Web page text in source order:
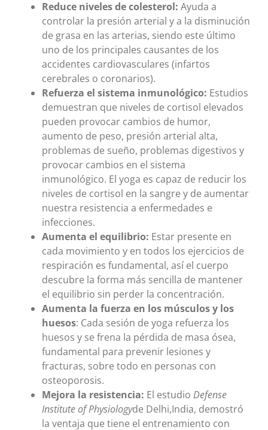
Reduce niveles de colesterol: Ayuda a
controlar la presión arterial y a la disminución
de grasa en las arterias, siendo este último
uno de los principales causantes de los
accidentes cardiovasculares (infartos
cerebrales o coronarios).
Refuerza el sistema inmunológico: Estudios
demuestran que niveles de cortisol elevados
pueden provocar cambios de humor,
aumento de peso, presión arterial alta,
problemas de sueño, problemas digestivos y
provocar cambios en el sistema
inmunológico. El yoga es capaz de reducir los
niveles de cortisol en la sangre y de aumentar
nuestra resistencia a enfermedades e
infecciones.
Aumenta el equilibrio: Estar presente en
cada movimiento y en todos los ejercicios de
respiración es fundamental, así el cuerpo
descubre la forma más sencilla de mantener
el equilibrio sin perder la concentración.
Aumenta la fuerza en los músculos y los
huesos: Cada sesión de yoga refuerza los
huesos y se frena la pérdida de masa ósea,
fundamental para prevenir lesiones y
fracturas, sobre todo en personas con
osteoporosis.
Mejora la resistencia: El estudio Defense
Institute of Physiologyde Delhi,India, demostró
la ventaja que tiene el entrenamiento con